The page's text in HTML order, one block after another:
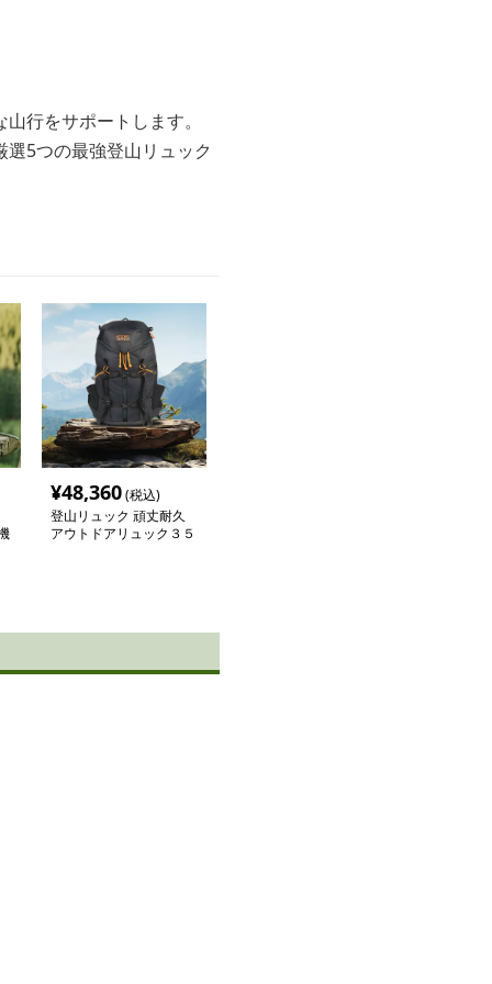
行をサポートします。
5つの最強登山リュック
¥48,360(税込)
登山リュック 頑丈耐久
アウトドアリュック３５